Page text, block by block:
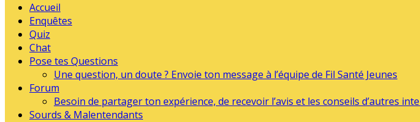
Accueil
Enquêtes
Quiz
Chat
Pose tes Questions
Une question, un doute ? Envoie ton message à l’équipe de Fil Santé Jeunes
Forum
Besoin de partager ton expérience, de recevoir l’avis et les conseils d’autres
Sourds & Malentendants